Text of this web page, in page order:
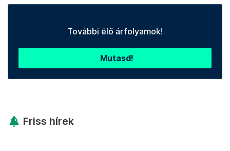
További élő árfolyamok!
Mutasd!
Friss hírek